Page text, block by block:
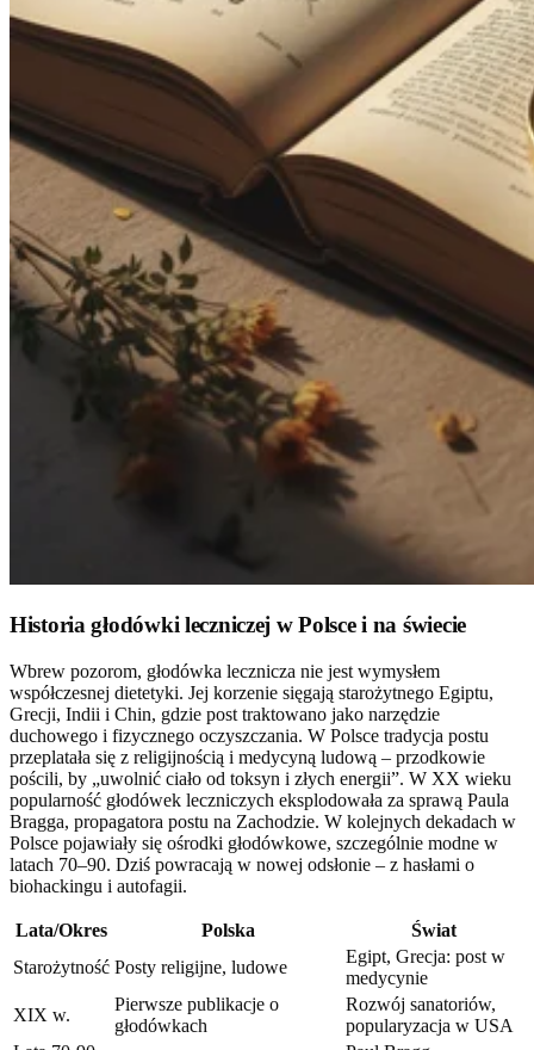
Historia głodówki leczniczej w Polsce i na świecie
Wbrew pozorom, głodówka lecznicza nie jest wymysłem
współczesnej dietetyki. Jej korzenie sięgają starożytnego Egiptu,
Grecji, Indii i Chin, gdzie post traktowano jako narzędzie
duchowego i fizycznego oczyszczania. W Polsce tradycja postu
przeplatała się z religijnością i medycyną ludową – przodkowie
pościli, by „uwolnić ciało od toksyn i złych energii”. W XX wieku
popularność głodówek leczniczych eksplodowała za sprawą Paula
Bragga, propagatora postu na Zachodzie. W kolejnych dekadach w
Polsce pojawiały się ośrodki głodówkowe, szczególnie modne w
latach 70–90. Dziś powracają w nowej odsłonie – z hasłami o
biohackingu i autofagii.
Lata/Okres Polska
Świat
Starożytność Posty religijne, ludowe
Egipt, Grecja: post w
medycynie
XIX w.
Pierwsze publikacje o
głodówkach
Rozwój sanatoriów,
popularyzacja w USA